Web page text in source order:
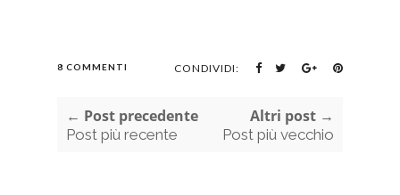
8 COMMENTI CONDIVIDI:
← Post precedente
Post più recente
Altri post →
Post più vecchio